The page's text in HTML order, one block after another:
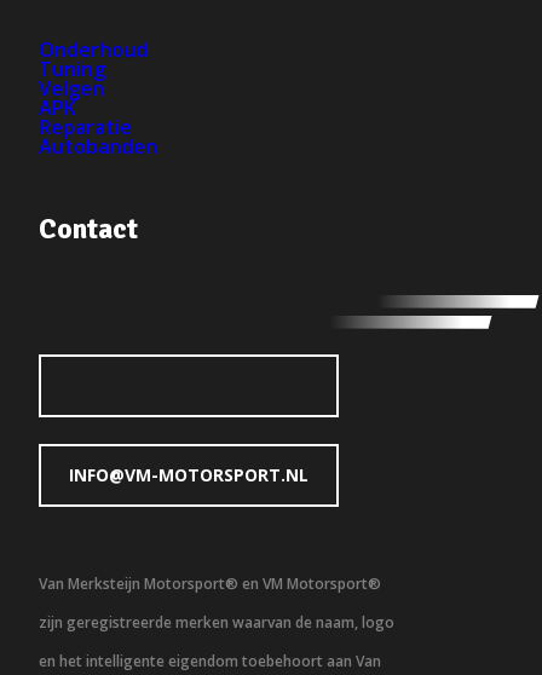
Onderhoud
Tuning
Velgen
APK
Reparatie
Autobanden
Contact
INFO@VM-MOTORSPORT.NL
Van Merksteijn Motorsport® en VM Motorsport®
zijn geregistreerde merken waarvan de naam, logo
en het intelligente eigendom toebehoort aan Van